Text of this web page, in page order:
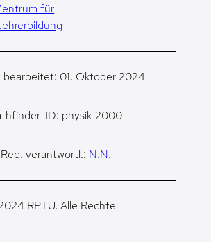
für
01. Oktober 2024
ID: physik-2000
Red. verantwortl.: N.N.
RPTU. Alle Rechte